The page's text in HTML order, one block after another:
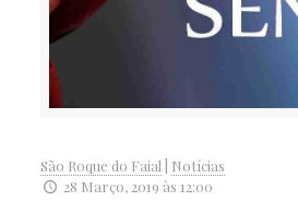
São Roque do Faial
Notícias
28 Março, 2019 às 12:00